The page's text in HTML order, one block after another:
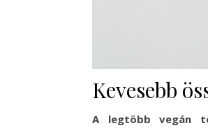
Kevesebb
A legtöbb vegán